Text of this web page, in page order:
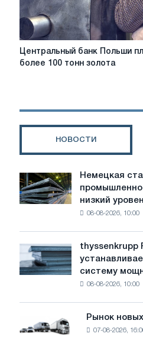
Центральный
банк
более
Центральный банк Польши
более 100 тонн золота
НОВОСТИ
Немецкая
сталелитейная
промышленность
предупреждает:
воды
угрожает
безопасности
Немецкая
низкий
08-08-2026, 10:00
thyssenkrupp
Rasselstein
устанавливает
фотоэлектрическую
thyssenkrupp
систему
08-08-2026, 10:00
Рынок
новых
Рынок
07-08-2026,